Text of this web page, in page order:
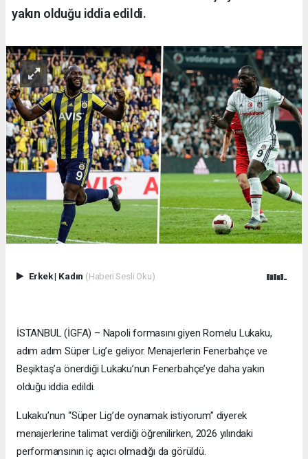
yakın olduğu iddia edildi.
Erkek| Kadın (Haberi Sesli Oku)
İSTANBUL (İGFA) – Napoli formasını giyen Romelu Lukaku,
adım adım Süper Lig’e geliyor. Menajerlerin Fenerbahçe ve
Beşiktaş’a önerdiği Lukaku’nun Fenerbahçe’ye daha yakın
olduğu iddia edildi.
Lukaku’nun “Süper Lig’de oynamak istiyorum” diyerek
menajerlerine talimat verdiği öğrenilirken, 2026 yılındaki
performansının iç açıcı olmadığı da görüldü.